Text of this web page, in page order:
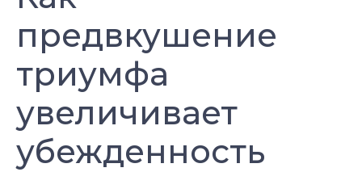
предвкушение
триумфа
увеличивает
убежденность